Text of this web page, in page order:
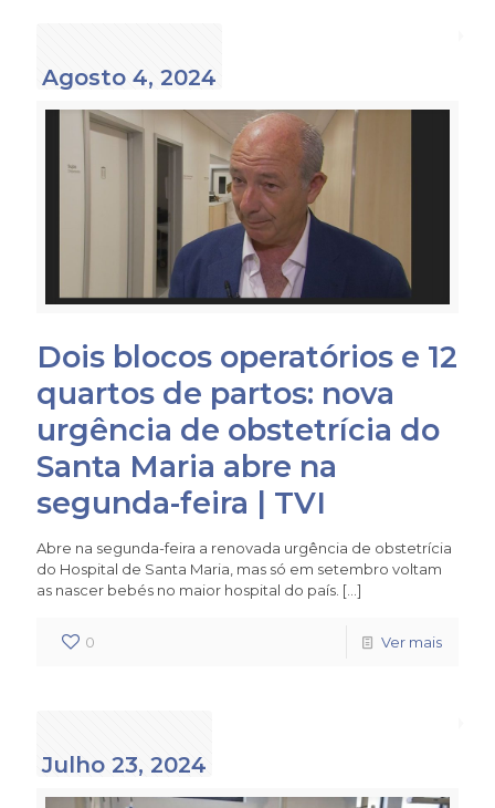
Agosto 4, 2024
Dois blocos operatórios e 12
quartos de partos: nova
urgência de obstetrícia do
Santa Maria abre na
segunda-feira | TVI
Abre na segunda-feira a renovada urgência de obstetrícia
do Hospital de Santa Maria, mas só em setembro voltam
as nascer bebés no maior hospital do país. […]
0 Ver mais
Julho 23, 2024